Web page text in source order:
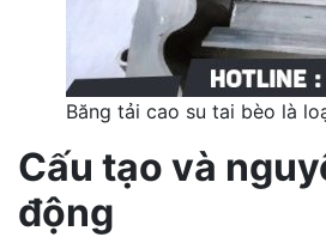
Băng tải cao su tai bèo là
Cấu tạo và
động